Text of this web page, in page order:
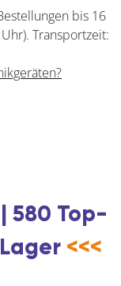
bis 16
Transportzeit:
580 Top-
<<<